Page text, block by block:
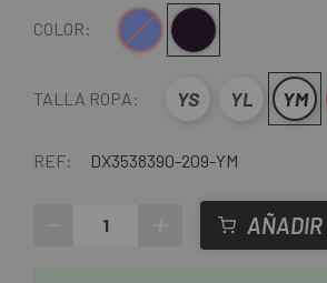
COLOR:Azul-NaranjaNegro-Lila
TALLA ROPA: YS YL YM
REF: DX3538390-209-YM
AÑADIR